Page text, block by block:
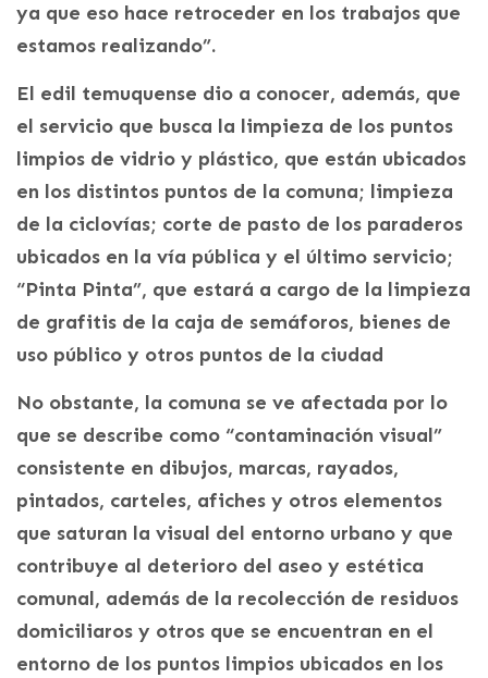
ya que eso hace retroceder en los trabajos que
estamos realizando”.
El edil temuquense dio a conocer, además, que
el servicio que busca la limpieza de los puntos
limpios de vidrio y plástico, que están ubicados
en los distintos puntos de la comuna; limpieza
de la ciclovías; corte de pasto de los paraderos
ubicados en la vía pública y el último servicio;
“Pinta Pinta”, que estará a cargo de la limpieza
de grafitis de la caja de semáforos, bienes de
uso público y otros puntos de la ciudad
No obstante, la comuna se ve afectada por lo
que se describe como “contaminación visual”
consistente en dibujos, marcas, rayados,
pintados, carteles, afiches y otros elementos
que saturan la visual del entorno urbano y que
contribuye al deterioro del aseo y estética
comunal, además de la recolección de residuos
domiciliaros y otros que se encuentran en el
entorno de los puntos limpios ubicados en los